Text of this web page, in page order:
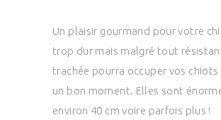
Un plaisir gourmand pour votre
trop dur mais malgré tout
trachée pourra occuper vos chiots
un bon moment. Elles sont
environ 40 cm voire parfois plus !